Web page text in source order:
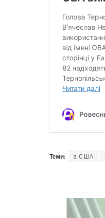
Теми: в США